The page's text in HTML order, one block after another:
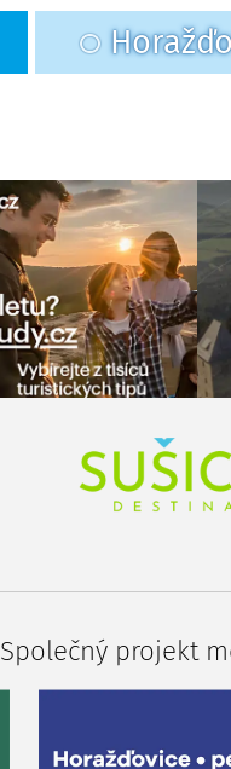
Společný projekt